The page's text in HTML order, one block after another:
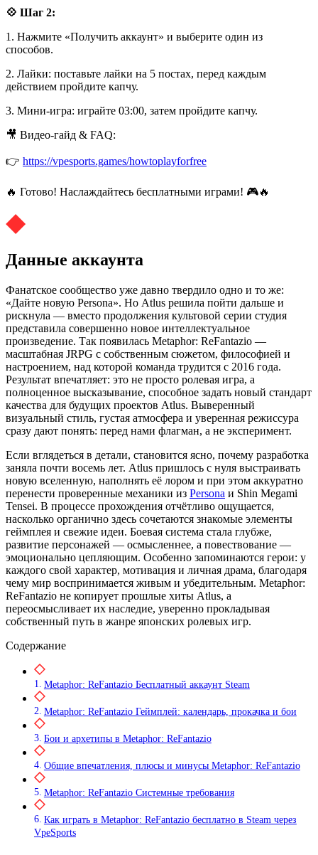
💠 Шаг 2:
1. Нажмите «Получить аккаунт» и выберите один из
способов.
2. Лайки: поставьте лайки на 5 постах, перед каждым
действием пройдите капчу.
3. Мини-игра: играйте 03:00, затем пройдите капчу.
🎥 Видео-гайд & FAQ:
👉 https://vpesports.games/howtoplayforfree
🔥 Готово! Наслаждайтесь бесплатными играми! 🎮🔥
Данные аккаунта
Фанатское сообщество уже давно твердило одно и то же:
«Дайте новую Persona». Но Atlus решила пойти дальше и
рискнула — вместо продолжения культовой серии студия
представила совершенно новое интеллектуальное
произведение. Так появилась Metaphor: ReFantazio —
масштабная JRPG с собственным сюжетом, философией и
настроением, над которой команда трудится с 2016 года.
Результат впечатляет: это не просто ролевая игра, а
полноценное высказывание, способное задать новый стандарт
качества для будущих проектов Atlus. Выверенный
визуальный стиль, густая атмосфера и уверенная режиссура
сразу дают понять: перед нами флагман, а не эксперимент.
Если вглядеться в детали, становится ясно, почему разработка
заняла почти восемь лет. Atlus пришлось с нуля выстраивать
новую вселенную, наполнять её лором и при этом аккуратно
перенести проверенные механики из Persona и Shin Megami
Tensei. В процессе прохождения отчётливо ощущается,
насколько органично здесь сочетаются знакомые элементы
геймплея и свежие идеи. Боевая система стала глубже,
развитие персонажей — осмысленнее, а повествование —
эмоционально цепляющим. Особенно запоминаются герои: у
каждого свой характер, мотивация и личная драма, благодаря
чему мир воспринимается живым и убедительным. Metaphor:
ReFantazio не копирует прошлые хиты Atlus, а
переосмысливает их наследие, уверенно прокладывая
собственный путь в жанре японских ролевых игр.
Содержание
Metaphor: ReFantazio Бесплатный аккаунт Steam
Metaphor: ReFantazio Геймплей: календарь, прокачка и бои
Бои и архетипы в Metaphor: ReFantazio
Общие впечатления, плюсы и минусы Metaphor: ReFantazio
Metaphor: ReFantazio Системные требования
Как играть в Metaphor: ReFantazio бесплатно в Steam через
VpeSports